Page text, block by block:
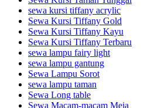
sewa kursi tiffany acrylic
Sewa Kursi Tiffany Gold
Sewa Kursi Tiffany Kayu
Sewa Kursi Tiffany Terbaru
sewa lampu fairy light
sewa lampu gantung
Sewa Lampu Sorot
sewa lampu taman
Sewa Long table
Sewa Macam-macam Meja